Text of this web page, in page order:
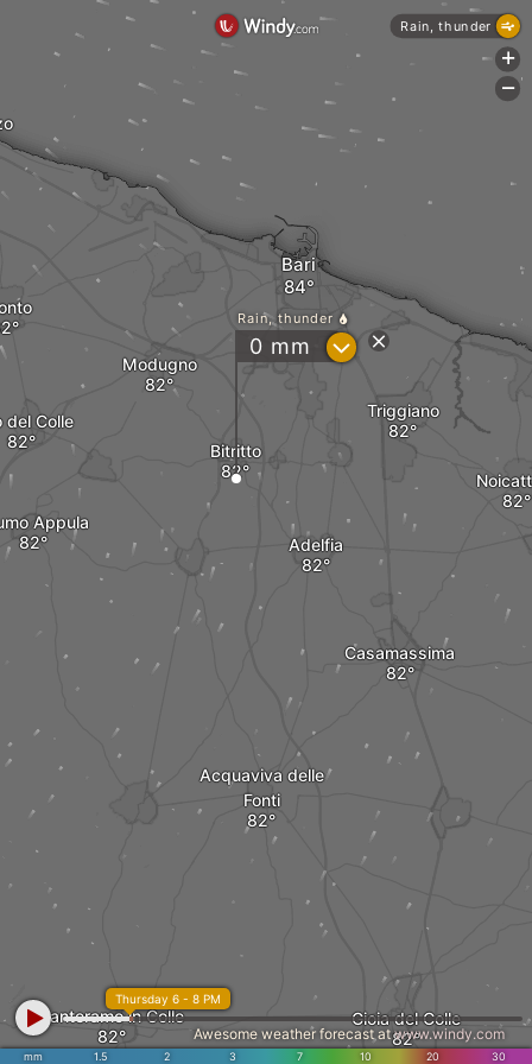
Modugno
del Colle
Adelfia
Appula
Bitritto
Acquaviva delle
Fonti
Triggiano
Casamassima
Bari
Santeramo in Colle Gioia del Colle
Rain, thunder
0 mm ?
mm 1.5 2 3 7 10 20 30
Thursday 6 - 8 PM
Awesome weather forecast atwww.windy.com
Rain, thunder
+
-